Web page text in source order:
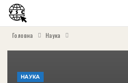
Головна Наука
НАУКА